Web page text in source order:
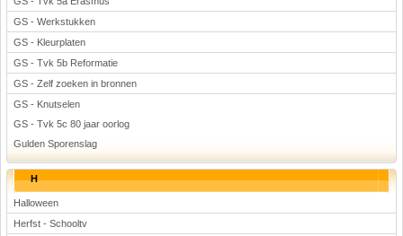
GS - Werkstukken
GS - Kleurplaten
GS - Tvk 5b Reformatie
GS - Zelf zoeken in bronnen
GS - Knutselen
GS - Tvk 5c 80 jaar oorlog
Gulden Sporenslag
H
Halloween
Herfst - Schooltv